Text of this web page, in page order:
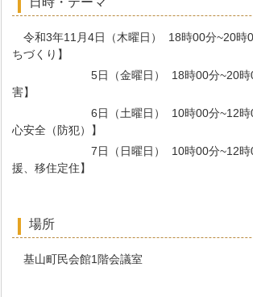
令和3年11月4日（木曜日） 18時00分~20時
ちづくり】
5日（金曜日） 18時00分~20時00
害】
6日（土曜日） 10時00分~12時00
心安全（防犯）】
7日（日曜日） 10時00分~12時00
援、移住定住】
場所
基山町民会館1階会議室